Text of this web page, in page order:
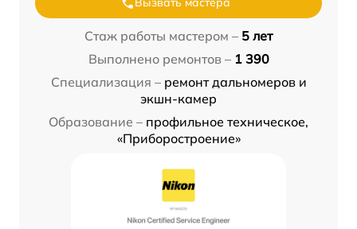
Стаж работы мастером – 5 лет
Выполнено ремонтов – 1 390
Специализация – ремонт дальномеров и
экшн-камер
Образование – профильное техническое,
«Приборостроение»